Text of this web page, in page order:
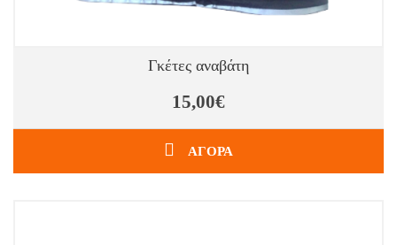
Γκέτες αναβάτη
15,00€
ΑΓΟΡΑ